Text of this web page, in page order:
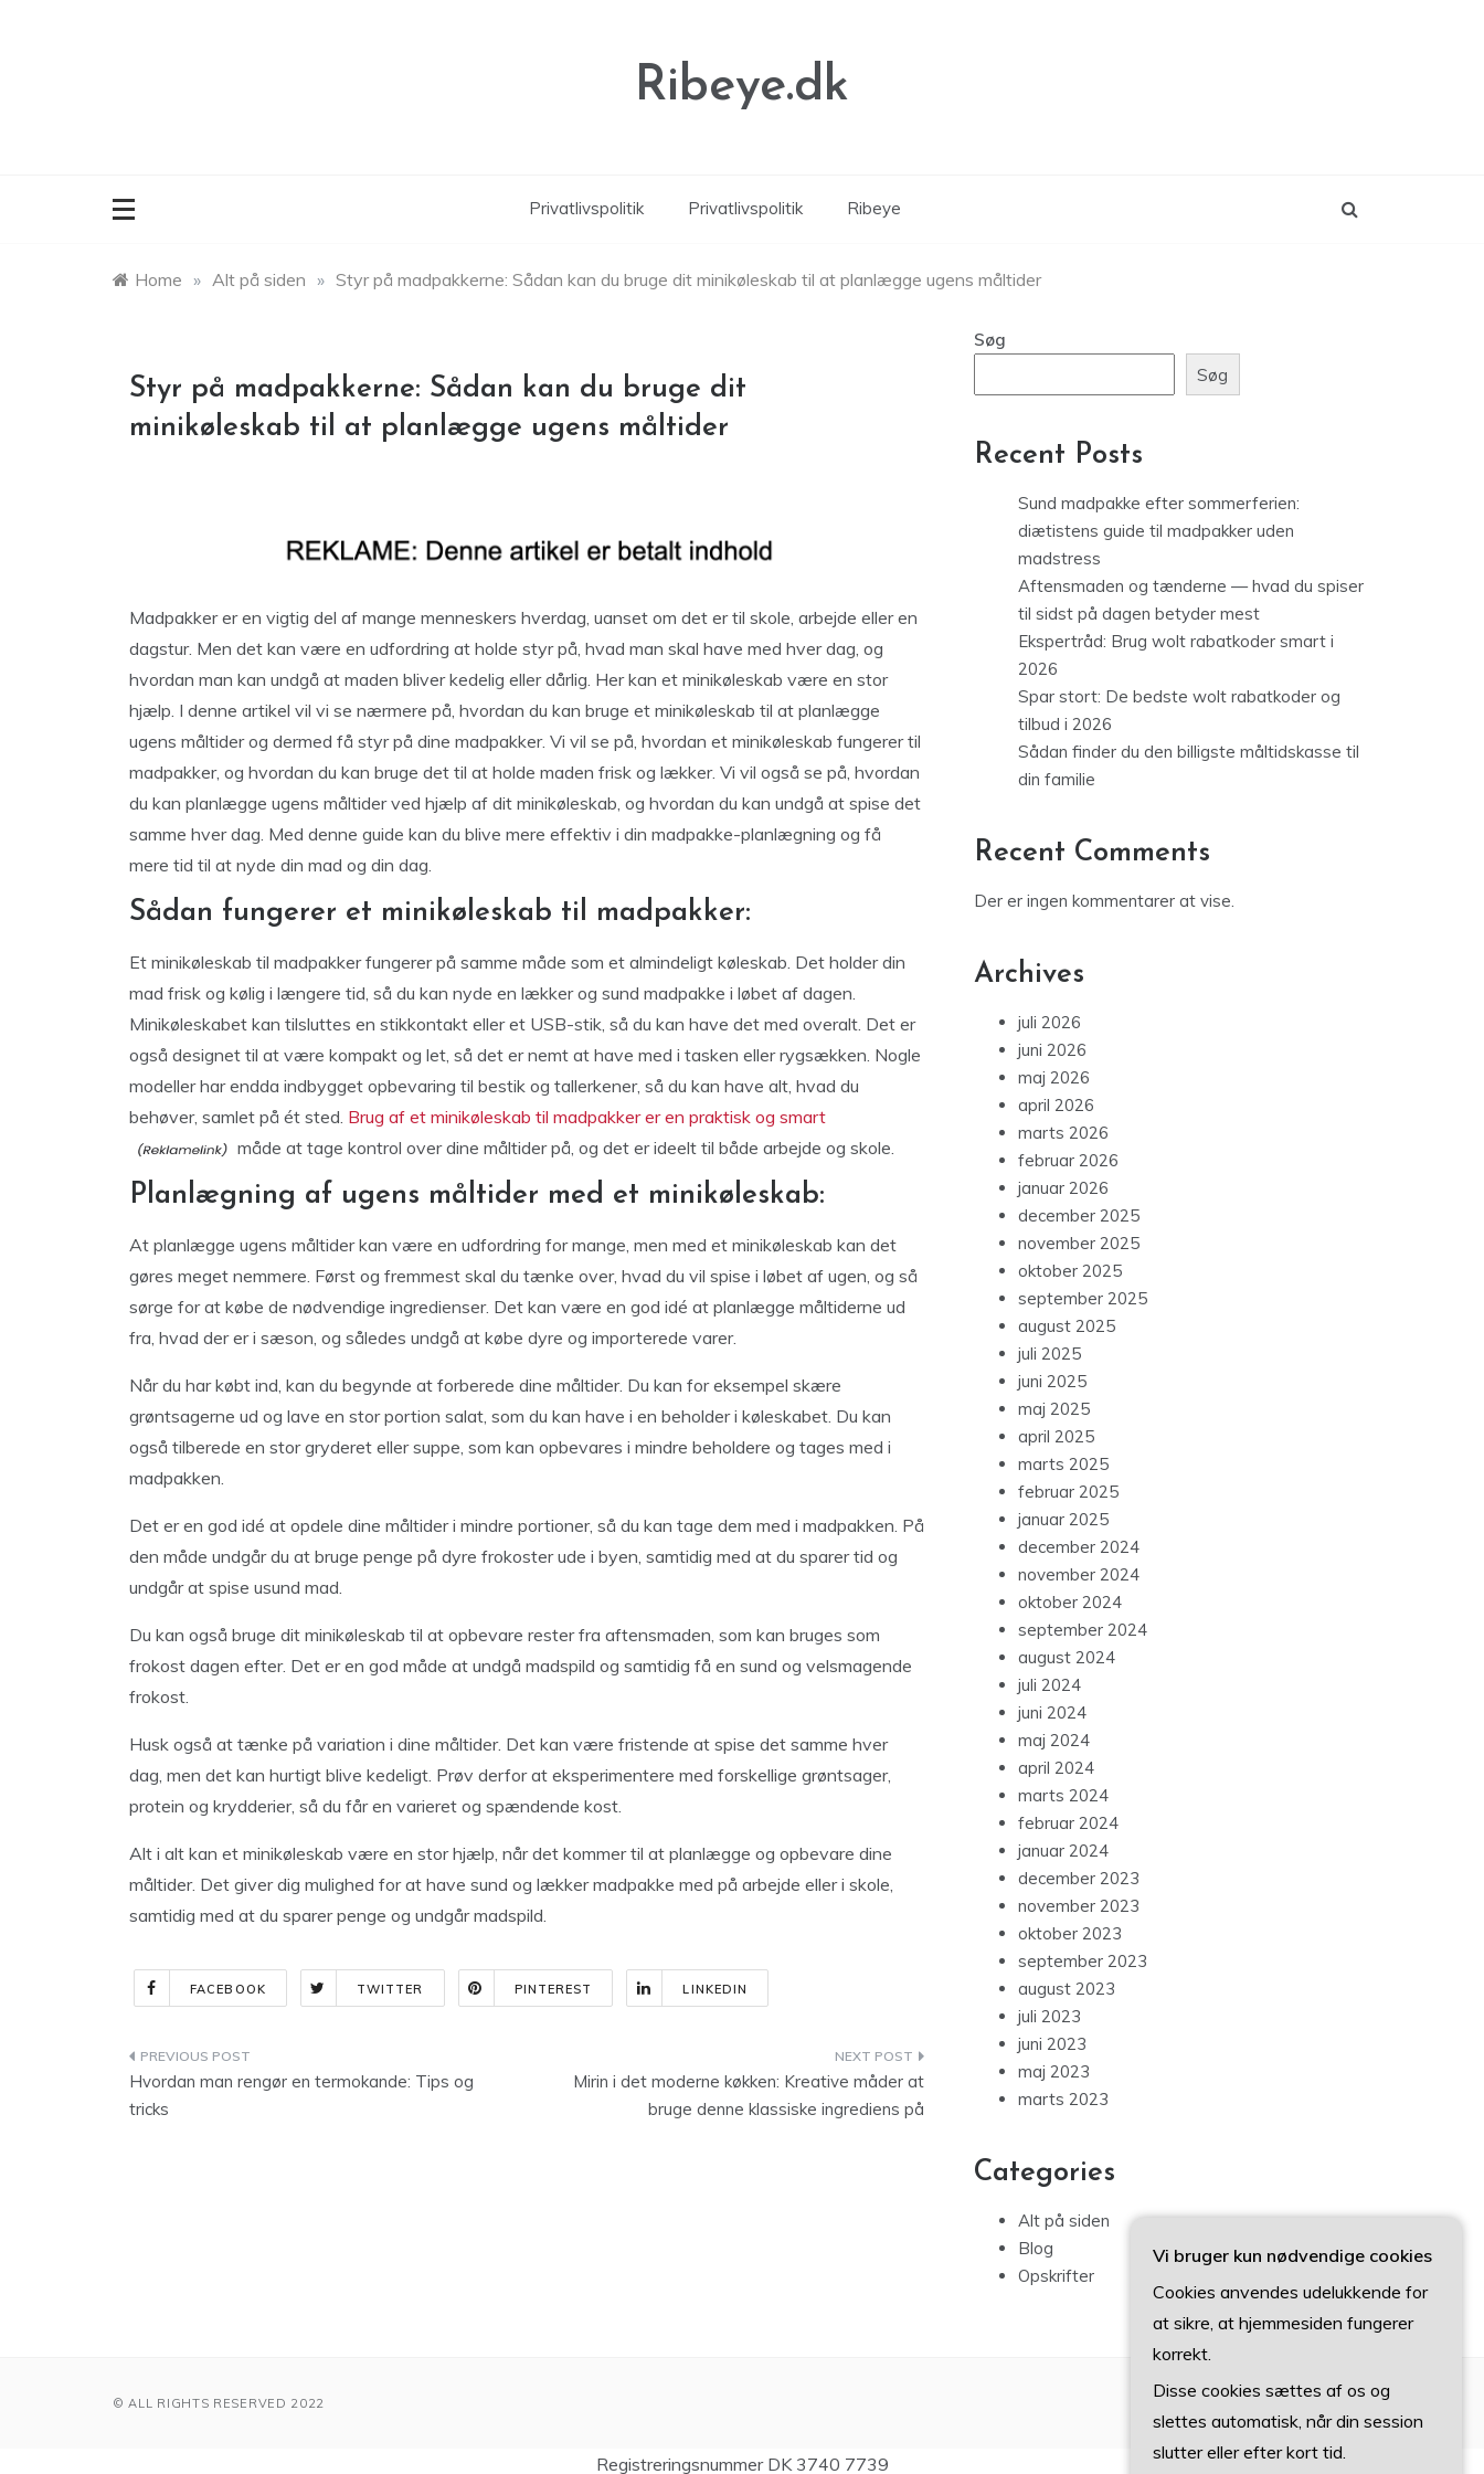
Ribeye.dk
Privatlivspolitik Privatlivspolitik Ribeye
Home » Alt på siden » Styr på madpakkerne: Sådan kan du bruge dit minikøleskab til at planlægge ugens måltider
Styr på madpakkerne: Sådan kan du bruge dit
minikøleskab til at planlægge ugens måltider
Madpakker er en vigtig del af mange menneskers hverdag, uanset om det er til skole, arbejde eller en
dagstur. Men det kan være en udfordring at holde styr på, hvad man skal have med hver dag, og
hvordan man kan undgå at maden bliver kedelig eller dårlig. Her kan et minikøleskab være en stor
hjælp. I denne artikel vil vi se nærmere på, hvordan du kan bruge et minikøleskab til at planlægge
ugens måltider og dermed få styr på dine madpakker. Vi vil se på, hvordan et minikøleskab fungerer til
madpakker, og hvordan du kan bruge det til at holde maden frisk og lækker. Vi vil også se på, hvordan
du kan planlægge ugens måltider ved hjælp af dit minikøleskab, og hvordan du kan undgå at spise det
samme hver dag. Med denne guide kan du blive mere effektiv i din madpakke-planlægning og få
mere tid til at nyde din mad og din dag.
Sådan fungerer et minikøleskab til madpakker:
Et minikøleskab til madpakker fungerer på samme måde som et almindeligt køleskab. Det holder din
mad frisk og kølig i længere tid, så du kan nyde en lækker og sund madpakke i løbet af dagen.
Minikøleskabet kan tilsluttes en stikkontakt eller et USB-stik, så du kan have det med overalt. Det er
også designet til at være kompakt og let, så det er nemt at have med i tasken eller rygsækken. Nogle
modeller har endda indbygget opbevaring til bestik og tallerkener, så du kan have alt, hvad du
behøver, samlet på ét sted. Brug af et minikøleskab til madpakker er en praktisk og smart
måde at tage kontrol over dine måltider på, og det er ideelt til både arbejde og skole.
Planlægning af ugens måltider med et minikøleskab:
At planlægge ugens måltider kan være en udfordring for mange, men med et minikøleskab kan det
gøres meget nemmere. Først og fremmest skal du tænke over, hvad du vil spise i løbet af ugen, og så
sørge for at købe de nødvendige ingredienser. Det kan være en god idé at planlægge måltiderne ud
fra, hvad der er i sæson, og således undgå at købe dyre og importerede varer.
Når du har købt ind, kan du begynde at forberede dine måltider. Du kan for eksempel skære
grøntsagerne ud og lave en stor portion salat, som du kan have i en beholder i køleskabet. Du kan
også tilberede en stor gryderet eller suppe, som kan opbevares i mindre beholdere og tages med i
madpakken.
Det er en god idé at opdele dine måltider i mindre portioner, så du kan tage dem med i madpakken. På
den måde undgår du at bruge penge på dyre frokoster ude i byen, samtidig med at du sparer tid og
undgår at spise usund mad.
Du kan også bruge dit minikøleskab til at opbevare rester fra aftensmaden, som kan bruges som
frokost dagen efter. Det er en god måde at undgå madspild og samtidig få en sund og velsmagende
frokost.
Husk også at tænke på variation i dine måltider. Det kan være fristende at spise det samme hver
dag, men det kan hurtigt blive kedeligt. Prøv derfor at eksperimentere med forskellige grøntsager,
protein og krydderier, så du får en varieret og spændende kost.
Alt i alt kan et minikøleskab være en stor hjælp, når det kommer til at planlægge og opbevare dine
måltider. Det giver dig mulighed for at have sund og lækker madpakke med på arbejde eller i skole,
samtidig med at du sparer penge og undgår madspild.
FACEBOOK TWITTER PINTEREST LINKEDIN
Indlægsnavigation
Hvordan man rengør en termokande: Tips og
tricks
Mirin i det moderne køkken: Kreative måder at
bruge denne klassiske ingrediens på
Søg
Søg
Recent Posts
Sund madpakke efter sommerferien:
diætistens guide til madpakker uden
madstress
Aftensmaden og tænderne — hvad du spiser
til sidst på dagen betyder mest
Ekspertråd: Brug wolt rabatkoder smart i
2026
Spar stort: De bedste wolt rabatkoder og
tilbud i 2026
Sådan finder du den billigste måltidskasse til
din familie
Recent Comments
Der er ingen kommentarer at vise.
Archives
juli 2026
juni 2026
maj 2026
april 2026
marts 2026
februar 2026
januar 2026
december 2025
november 2025
oktober 2025
september 2025
august 2025
juli 2025
juni 2025
maj 2025
april 2025
marts 2025
februar 2025
januar 2025
december 2024
november 2024
oktober 2024
september 2024
august 2024
juli 2024
juni 2024
maj 2024
april 2024
marts 2024
februar 2024
januar 2024
december 2023
november 2023
oktober 2023
september 2023
august 2023
juli 2023
juni 2023
maj 2023
marts 2023
Categories
Alt på siden
Blog
Opskrifter
© ALL RIGHTS RESERVED 2022
Registreringsnummer DK 3740 7739
Vi bruger kun nødvendige cookies
Cookies anvendes udelukkende for
at sikre, at hjemmesiden fungerer
korrekt.
Disse cookies sættes af os og
slettes automatisk, når din session
slutter eller efter kort tid.